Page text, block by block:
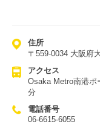
住所
〒559-0034 大阪府
アクセス
Osaka Metro南港ポ
分
電話番号
06-6615-6055